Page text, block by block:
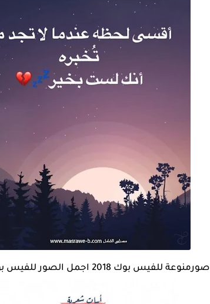
صورمنوعة للفيس بوك 2018 اجمل الصور للفيس بوك للنشر